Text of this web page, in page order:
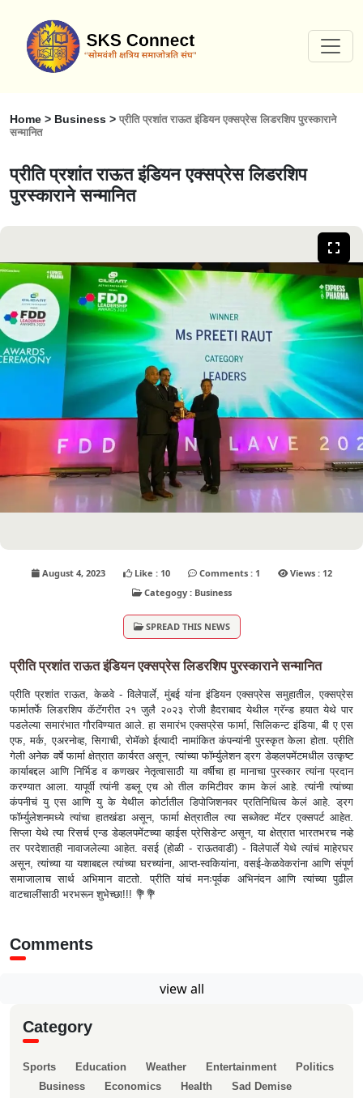
Home > Business > प्रीति प्रशांत राऊत इंडियन एक्सप्रेस लिडरशिप पुरस्काराने
सन्मानित
प्रीति प्रशांत राऊत इंडियन एक्सप्रेस लिडरशिप
पुरस्काराने सन्मानित
August 4, 2023 Like : 10 Comments : 1
Views : 12
Categogy : Business
SPREAD THIS NEWS
प्रीति प्रशांत राऊत इंडियन एक्सप्रेस लिडरशिप पुरस्काराने सन्मानित
प्रीति प्रशांत राऊत, केळवे - विलेपार्ले, मुंबई यांना इंडियन एक्सप्रेस समुहातील, एक्सप्रेस
फार्मातर्फे लिडरशिप कॅटॅगरीत २१ जुलै २०२३ रोजी हैदराबाद येथील ग्रॅन्ड हयात येथे पार
पडलेल्या समारंभात गौरविण्यात आले. हा समारंभ एक्सप्रेस फार्मा, सिलिकन्ट इंडिया, बी ए एस
एफ, मर्क, एअरनोव्ह, सिगाची, रोमॅको ईत्यादी नामांकित कंपन्यांनी पुरस्कृत केला होता. प्रीति
गेली अनेक वर्षे फार्मा क्षेत्रात कार्यरत असून, त्यांच्या फॉर्म्युलेशन ड्रग डेव्हलपमेंटमधील उत्कृष्ट
कार्याबद्दल आणि निर्भिड व कणखर नेतृत्वासाठी या वर्षीचा हा मानाचा पुरस्कार त्यांना प्रदान
करण्यात आला. यापूर्वी त्यांनी डब्लू एच ओ तील कमिटीवर काम केलं आहे. त्यांनी त्यांच्या
कंपनीचं यु एस आणि यु के येथील कोर्टातील डिपोजिशनवर प्रतिनिधित्व केलं आहे. ड्रग
फॉर्म्युलेशनमध्ये त्यांचा हातखंडा असून, फार्मा क्षेत्रातील त्या सब्जेक्ट मॅटर एक्सपर्ट आहेत.
सिप्ला येथे त्या रिसर्च एन्ड डेव्हलपमेंटच्या व्हाईस प्रेसिडेन्ट असून, या क्षेत्रात भारतभरच नव्हे
तर परदेशातही नावाजलेल्या आहेत. वसई (होळी - राऊतवाडी) - विलेपार्ले येथे त्यांचं माहेरघर
असून, त्यांच्या या यशाबद्दल त्यांच्या घरच्यांना, आप्त-स्वकियांना, वसई-केळवेकरांना आणि संपूर्ण
समाजालाच सार्थ अभिमान वाटतो. प्रीति यांचं मनःपूर्वक अभिनंदन आणि त्यांच्या पुढील
वाटचालींसाठी भरभरून शुभेच्छा!!! 💐💐
Comments
view all
Category
Sports Education Weather Entertainment
Politics
Business
Economics Health
Sad Demise